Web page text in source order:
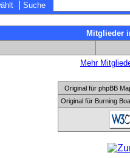
Suche
Mitglieder
Mehr
Original für phpBB
Original für Burning